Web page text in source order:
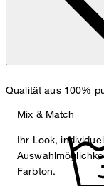
Qualität aus 100%
Mix & Match
Ihr Look,
Farbton.